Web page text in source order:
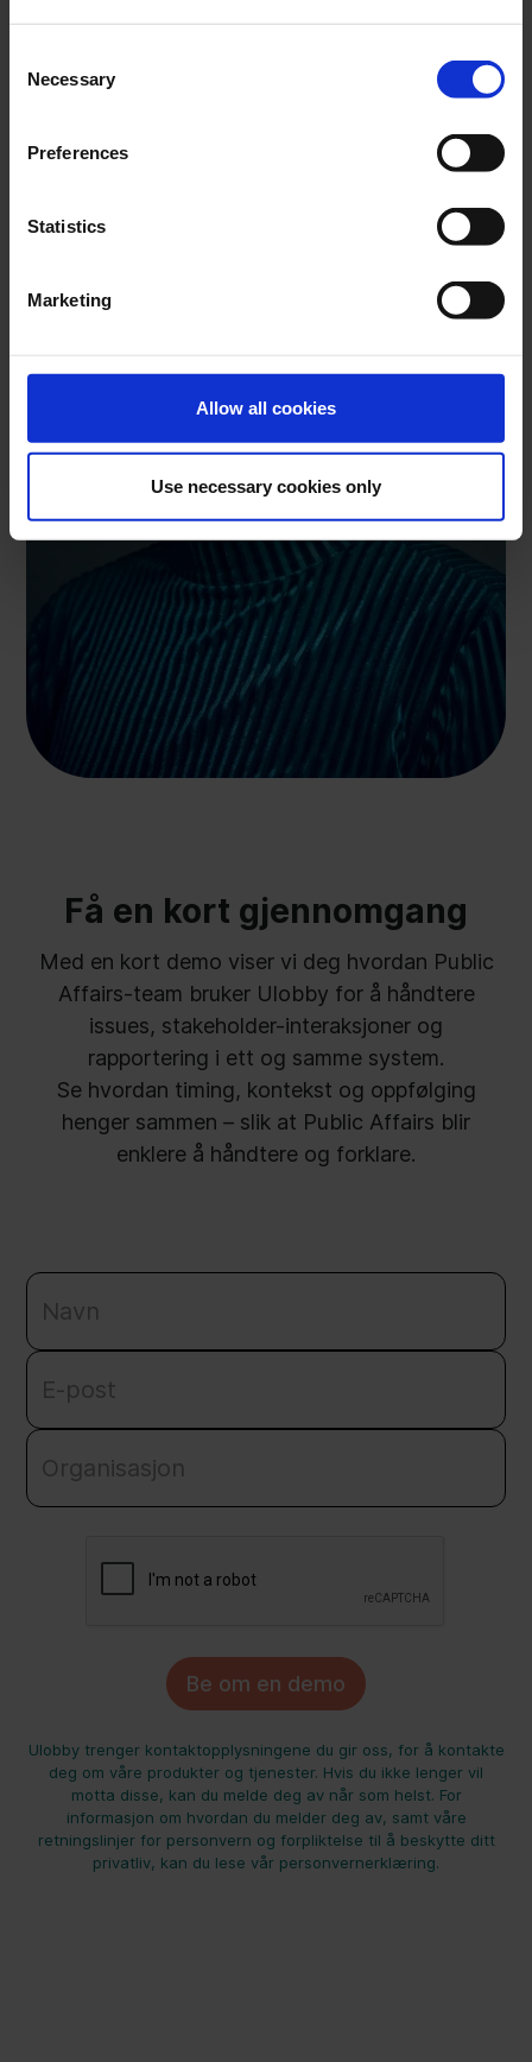
Selection
Necessary
Preferences
Statistics
Marketing
Allow all cookies
Use necessary cookies only
Få en kort gjennomgang
Med en kort demo viser vi deg hvordan Public
Affairs-team bruker Ulobby for å håndtere
issues, stakeholder-interaksjoner og
rapportering i ett og samme system.
Se hvordan timing, kontekst og oppfølging
henger sammen – slik at Public Affairs blir
enklere å håndtere og forklare.
Ulobby trenger kontaktopplysningene du gir oss, for å kontakte
deg om våre produkter og tjenester. Hvis du ikke lenger vil
motta disse, kan du melde deg av når som helst. For
informasjon om hvordan du melder deg av, samt våre
retningslinjer for personvern og forpliktelse til å beskytte ditt
privatliv, kan du lese vår personvernerklæring.